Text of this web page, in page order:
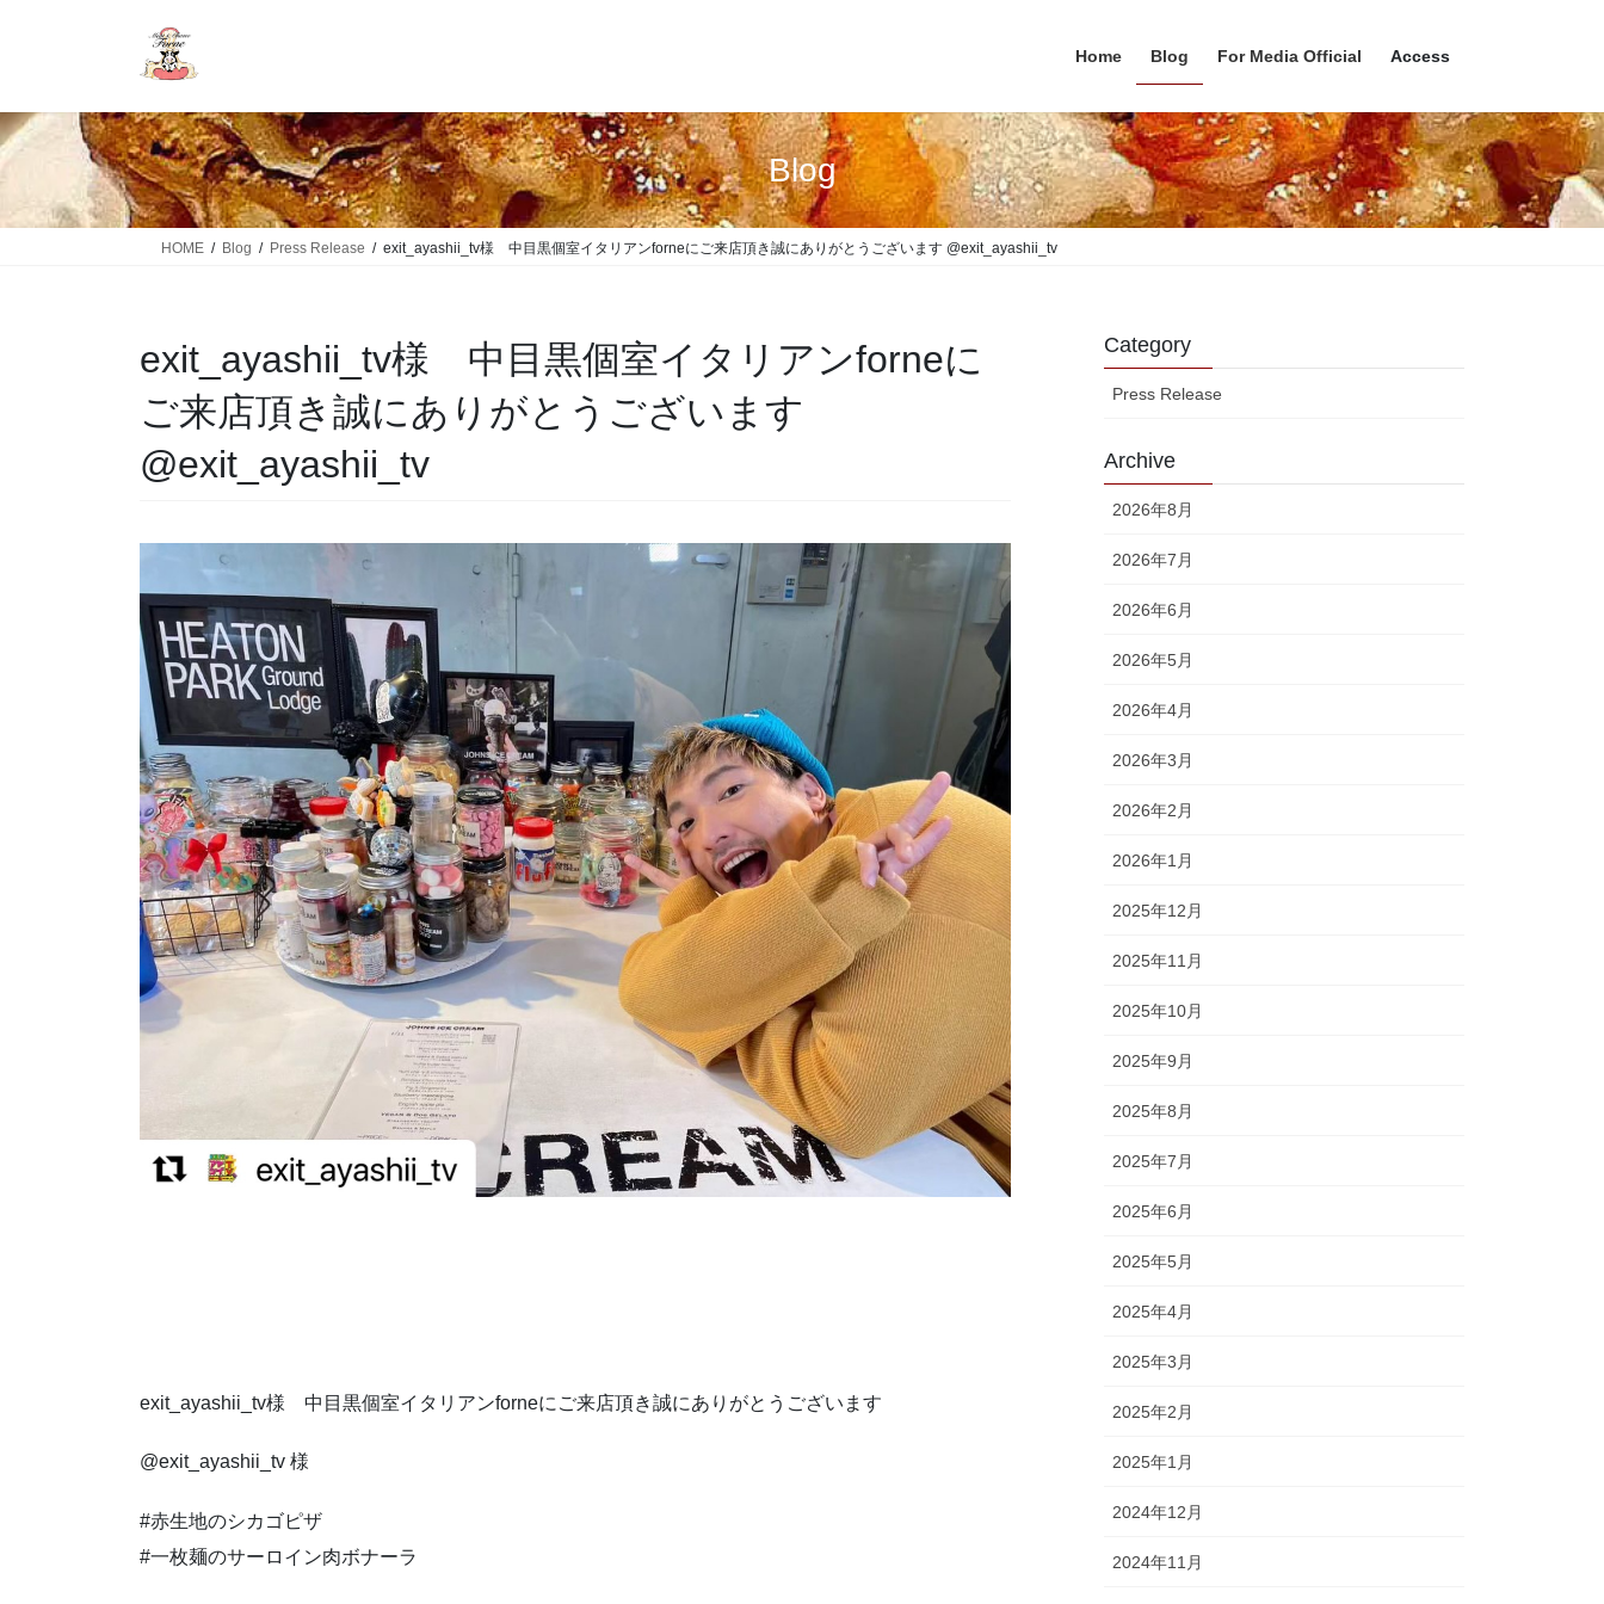
Home Blog For Media Official Access
Blog
HOME Blog Press Release exit_ayashii_tv様 中目黒個室イタリアンforneにご来店頂き誠にありがとうございます @exit_ayashii_tv
exit_ayashii_tv様 中目黒個室イタリアンforneに
ご来店頂き誠にありがとうございます
@exit_ayashii_tv
exit_ayashii_tv様 中目黒個室イタリアンforneにご来店頂き誠にありがとうございます
@exit_ayashii_tv 様
#赤生地のシカゴピザ
#一枚麺のサーロイン肉ボナーラ
Category
Press Release
Archive
2026年8月
2026年7月
2026年6月
2026年5月
2026年4月
2026年3月
2026年2月
2026年1月
2025年12月
2025年11月
2025年10月
2025年9月
2025年8月
2025年7月
2025年6月
2025年5月
2025年4月
2025年3月
2025年2月
2025年1月
2024年12月
2024年11月